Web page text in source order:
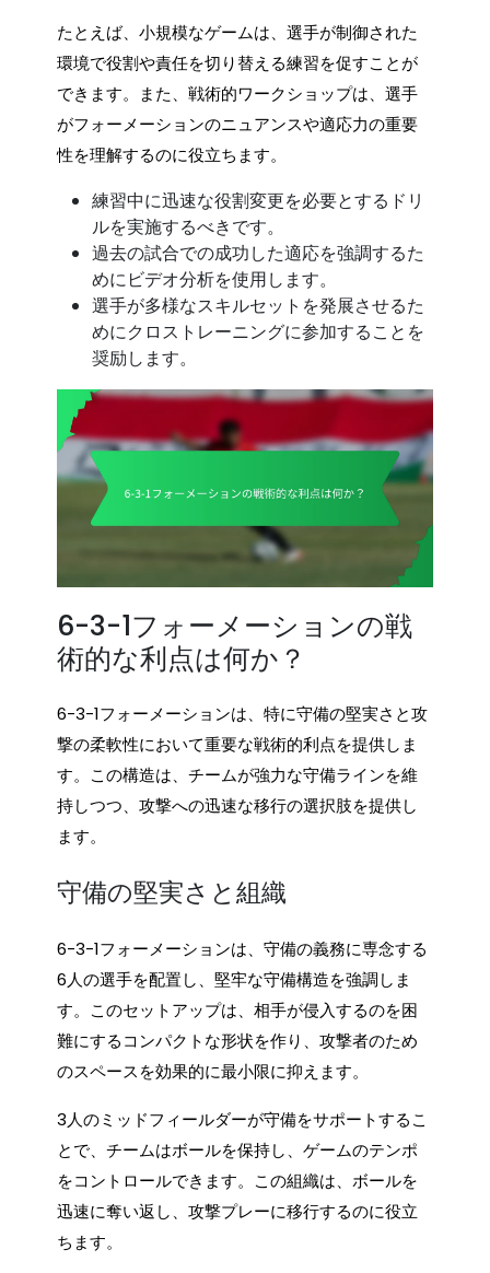
たとえば、小規模なゲームは、選手が制御された
環境で役割や責任を切り替える練習を促すことが
できます。また、戦術的ワークショップは、選手
がフォーメーションのニュアンスや適応力の重要
性を理解するのに役立ちます。
練習中に迅速な役割変更を必要とするドリ
ルを実施するべきです。
過去の試合での成功した適応を強調するた
めにビデオ分析を使用します。
選手が多様なスキルセットを発展させるた
めにクロストレーニングに参加することを
奨励します。
6-3-1フォーメーションの戦
術的な利点は何か？
6-3-1フォーメーションは、特に守備の堅実さと攻
撃の柔軟性において重要な戦術的利点を提供しま
す。この構造は、チームが強力な守備ラインを維
持しつつ、攻撃への迅速な移行の選択肢を提供し
ます。
守備の堅実さと組織
6-3-1フォーメーションは、守備の義務に専念する
6人の選手を配置し、堅牢な守備構造を強調しま
す。このセットアップは、相手が侵入するのを困
難にするコンパクトな形状を作り、攻撃者のため
のスペースを効果的に最小限に抑えます。
3人のミッドフィールダーが守備をサポートするこ
とで、チームはボールを保持し、ゲームのテンポ
をコントロールできます。この組織は、ボールを
迅速に奪い返し、攻撃プレーに移行するのに役立
ちます。